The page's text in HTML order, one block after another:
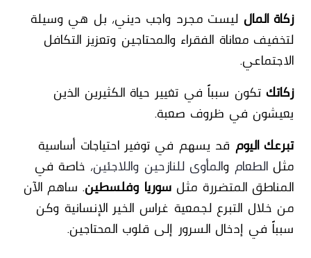
زكاة المالليست مجرد واجب ديني، بل هي وسيلة
لتخفيف معاناة الفقراء والمحتاجين وتعزيز التكافل
الاجتماعي.
زكاتكتكون سبباً في تغيير حياة الكثيرين الذين
يعيشون في ظروف صعبة.
تبرعك اليومقد يسهم في توفير احتياجات أساسية
مثلالطعامو المأوى للنازحين واللاجئين، خاصة في
المناطق المتضررة مثلسوريا وفلسطين. ساهم الآن
من خلال التبرع لجمعيةغراس الخير الإنسانيةوكن
سبباً في إدخال السرور إلى قلوب المحتاجين.